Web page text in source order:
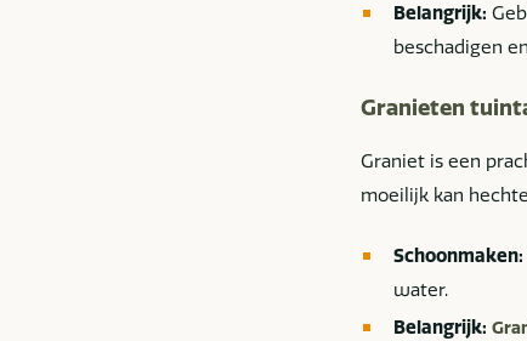
Belangrijk:
beschadigen
Granieten
Graniet is een
moeilijk kan
Schoonmaken:
water.
Belangrijk: